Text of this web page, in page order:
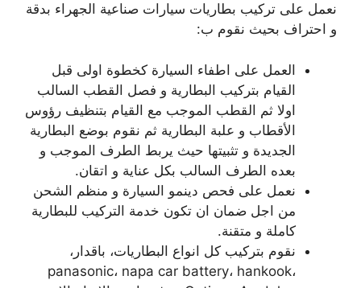
نعمل على تركيب بطاريات سيارات صناعية الجهراء بدقة
و احتراف بحيث نقوم ب:
العمل على اطفاء السيارة كخطوة اولى قبل
القيام بتركيب البطارية و فصل القطب السالب
اولا ثم القطب الموجب مع القيام بتنظيف رؤوس
الأقطاب و علبة البطارية ثم نقوم بوضع البطارية
الجديدة و تثبيتها حيث يربط الطرف الموجب و
بعده الطرف السالب بكل عناية و اتقان.
نعمل على فحص دينمو السيارة و منظم الشحن
من اجل ضمان ان تكون خدمة التركيب للبطارية
كاملة و متقنة.
نقوم بتركيب كل انواع البطاريات، باقدار،
panasonic، napa car battery، hankook،